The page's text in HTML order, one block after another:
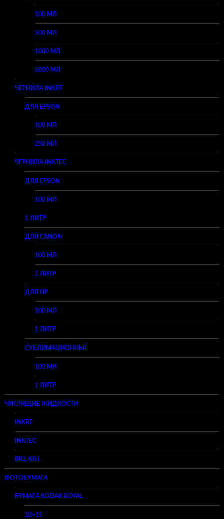
100 МЛ
500 МЛ
1000 МЛ
5000 МЛ
ЧЕРНИЛА INKRF
ДЛЯ EPSON
100 МЛ
250 МЛ
ЧЕРНИЛА INKTEC
ДЛЯ EPSON
100 МЛ
1 ЛИТР
ДЛЯ CANON
100 МЛ
1 ЛИТР
ДЛЯ HP
100 МЛ
1 ЛИТР
СУБЛИМАЦИОННЫЕ
100 МЛ
1 ЛИТР
ЧИСТЯЩИЕ ЖИДКОСТИ
INKRF
INKTEC
BILL KILL
ФОТОБУМАГА
БУМАГА KODAK ROYAL
10×15